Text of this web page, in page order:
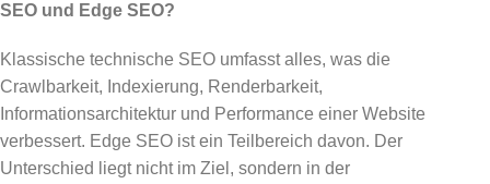
SEO und Edge SEO?
Klassische technische SEO umfasst alles, was die
Crawlbarkeit, Indexierung, Renderbarkeit,
Informationsarchitektur und Performance einer Website
verbessert. Edge SEO ist ein Teilbereich davon. Der
Unterschied liegt nicht im Ziel, sondern in der